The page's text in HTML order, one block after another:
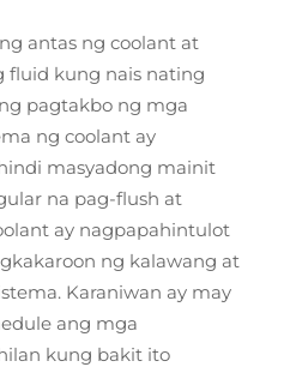
antas ng coolant at
fluid kung nais nating
pagtakbo ng mga
ng coolant ay
masyadong mainit
na pag-flush at
ay nagpapahintulot
ng kalawang at
Karaniwan ay may
ang mga
kung bakit ito